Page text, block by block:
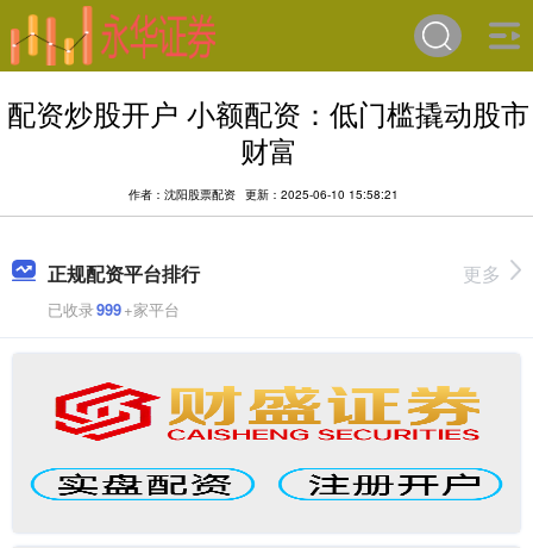
配资炒股开户 小额配资：低门槛撬动股市
财富
作者：沈阳股票配资 更新：2025-06-10 15:58:21
正规配资平台排行
已收录999+家平台
更多